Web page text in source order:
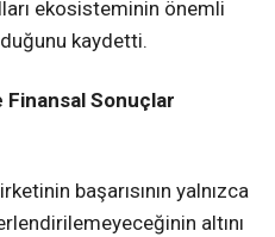
ekosisteminin önemli
kaydetti.
Finansal Sonuçlar
başarısının yalnızca
altını